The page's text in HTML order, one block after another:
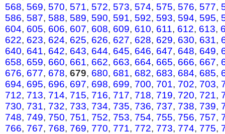
568, 569, 570, 571, 572, 573, 574, 575, 576, 577,
586, 587, 588, 589, 590, 591, 592, 593, 594, 595,
604, 605, 606, 607, 608, 609, 610, 611, 612, 613,
622, 623, 624, 625, 626, 627, 628, 629, 630, 631,
640, 641, 642, 643, 644, 645, 646, 647, 648, 649,
658, 659, 660, 661, 662, 663, 664, 665, 666, 667,
676, 677, 678, 679, 680, 681, 682, 683, 684, 685,
694, 695, 696, 697, 698, 699, 700, 701, 702, 703,
712, 713, 714, 715, 716, 717, 718, 719, 720, 721,
730, 731, 732, 733, 734, 735, 736, 737, 738, 739,
748, 749, 750, 751, 752, 753, 754, 755, 756, 757,
766, 767, 768, 769, 770, 771, 772, 773, 774, 775,